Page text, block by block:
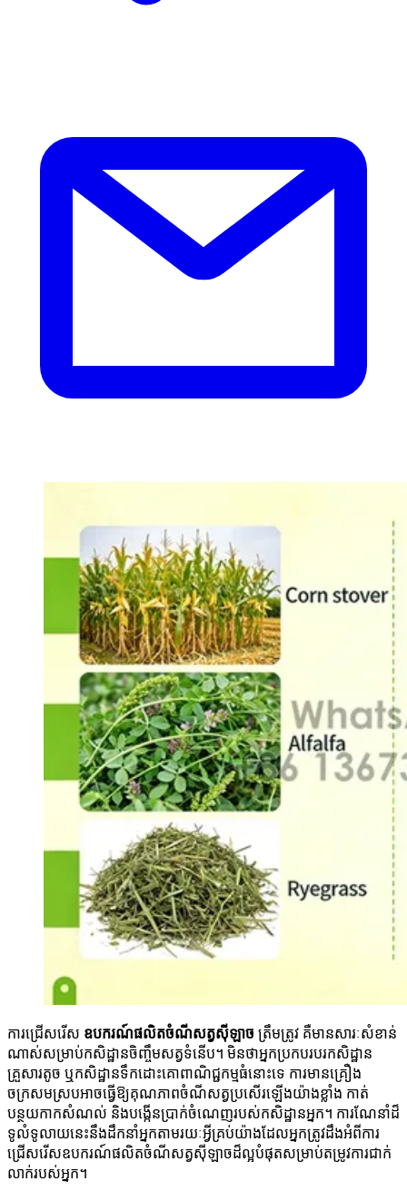
ការជ្រើសរើស ឧបករណ៍ផលិតចំណីសត្វស៊ីឡាច ត្រឹមត្រូវ គឺមានសារៈសំខាន់
ណាស់សម្រាប់កសិដ្ឋានចិញ្ចឹមសត្វទំនើប។ មិនថាអ្នកប្រកបរបរកសិដ្ឋាន
គ្រួសារតូច ឬកសិដ្ឋានទឹកដោះគោពាណិជ្ជកម្មធំនោះទេ ការមានគ្រឿង
ចក្រសមស្របអាចធ្វើឱ្យគុណភាពចំណីសត្វប្រសើរឡើងយ៉ាងខ្លាំង កាត់
បន្ថយកាកសំណល់ និងបង្កើនប្រាក់ចំណេញរបស់កសិដ្ឋានអ្នក។ ការណែនាំដ៏
ទូលំទូលាយនេះនឹងដឹកនាំអ្នកតាមរយៈអ្វីគ្រប់យ៉ាងដែលអ្នកត្រូវដឹងអំពីការ
ជ្រើសរើសឧបករណ៍ផលិតចំណីសត្វស៊ីឡាចដ៏ល្អបំផុតសម្រាប់តម្រូវការជាក់
លាក់របស់អ្នក។